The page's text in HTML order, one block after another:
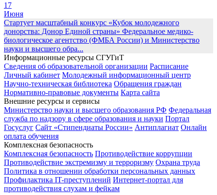
17
Июня
Стартует масштабный конкурс «Кубок молодежного
донорства: Донор Единой страны» Федеральное медико-
биологическое агентство (ФМБА России) и Министерство
науки и высшего обра...
Информационные ресурсы СГУГиТ
Сведения об образовательной организации Расписание
Личный кабинет Молодежный информационный центр
Научно-техническая библиотека Обращения граждан
Нормативно-правовые документы Карта сайта
Внешние ресурсы и сервисы
Министерство науки и высшего образования РФ Федеральная
служба по надзору в сфере образования и науки Портал
Госуслуг Сайт «Стипендиаты России» Антиплагиат Онлайн
оплата обучения
Комплексная безопасность
Комплексная безопасность Противодействие коррупции
Противодействие экстремизму и терроризму Охрана труда
Политика в отношении обработки персональных данных
Профилактика IT-преступлений Интернет-портал для
противодействия слухам и фейкам